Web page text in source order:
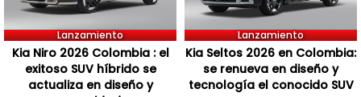
Lanzamiento
Kia Niro 2026 Colombia : el
exitoso SUV híbrido se
actualiza en diseño y
Lanzamiento
Kia Seltos 2026 en Colombia:
se renueva en diseño y
tecnología el conocido SUV